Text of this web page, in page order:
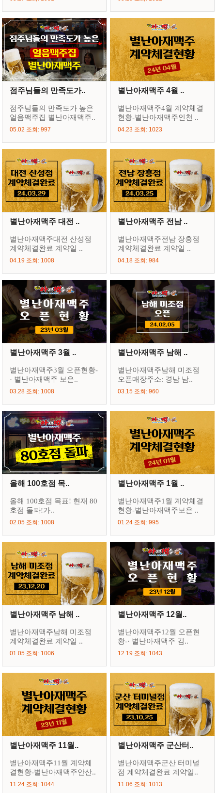
점주님들의 만족도가..
점주님들의 만족도가 높은
얼음맥주집 별난아재맥주..
05.02 조회: 997
별난아재맥주 4월 ..
별난아재맥주4월 계약체결
현황-별난아재맥주인천 ..
04.23 조회: 1023
별난아재맥주 대전 ..
별난아재맥주대전 산성점
계약체결완료 계약일 ..
04.19 조회: 1008
별난아재맥주 전남 ..
별난아재맥주전남 장흥점
계약체결완료 계약일 ..
04.18 조회: 984
별난아재맥주 3월 ..
별난아재맥주3월 오픈현황-
· 별난아재맥주 보은..
03.28 조회: 1008
별난아재맥주 남해 ..
별난아재맥주남해 미조점
오픈매장주소: 경남 남..
03.15 조회: 960
올해 100호점 목..
올해 100호점 목표! 현재 80
호점 돌파!가..
02.05 조회: 1008
별난아재맥주 1월 ..
별난아재맥주1월 계약체결
현황-별난아재맥주보은 ..
01.24 조회: 995
별난아재맥주 남해 ..
별난아재맥주남해 미조점
계약체결완료 계약일 ..
01.05 조회: 1006
별난아재맥주 12월..
별난아재맥주12월 오픈현
황-· 별난아재맥주 김..
12.19 조회: 1043
별난아재맥주 11월..
별난아재맥주11월 계약체
결현황-별난아재맥주안산..
11.24 조회: 1044
별난아재맥주 군산터..
별난아재맥주군산 터미널
점 계약체결완료 계약일..
11.06 조회: 1013